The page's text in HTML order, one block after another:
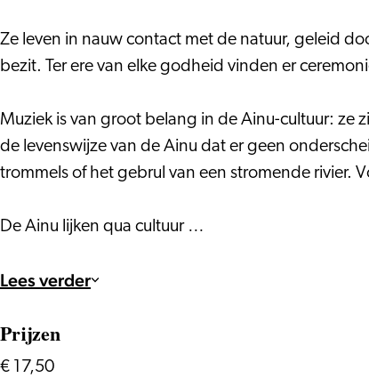
(Japan)
Apappo
(Japan)
&
Apappo
Ze leven in nauw contact met de natuur, geleid
bezit. Ter ere van elke godheid vinden er
Muziek is van groot belang in de Ainu-cultuur: ze
de levenswijze van de Ainu dat er geen
trommels of het gebrul van een stromende rivier.
De Ainu lijken qua cultuur …
Lees verder
Prijzen
€ 17,50